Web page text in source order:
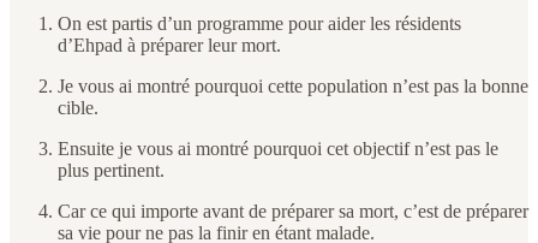
On est partis d’un programme pour aider les résidents
d’Ehpad à préparer leur mort.
Je vous ai montré pourquoi cette population n’est pas la bonne
cible.
Ensuite je vous ai montré pourquoi cet objectif n’est pas le
plus pertinent.
Car ce qui importe avant de préparer sa mort, c’est de préparer
sa vie pour ne pas la finir en étant malade.